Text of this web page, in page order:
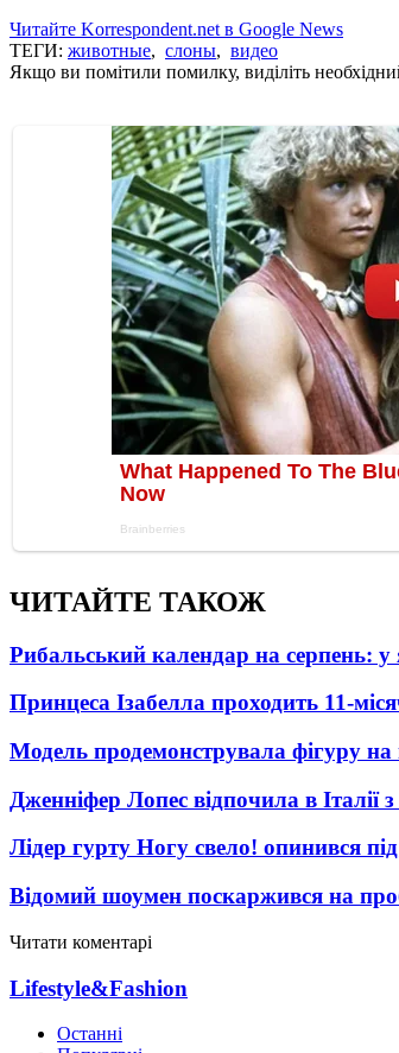
Читайте Korrespondent.net в Google News
ТЕГИ: животные, слоны, видео
Якщо ви помітили помилку, виділіть
ЧИТАЙТЕ ТАКОЖ
Рибальський календар на серпень:
Принцеса Ізабелла проходить 11-
Модель продемонструвала фігуру на
Дженніфер Лопес відпочила в Італії
Лідер гурту Ногу свело! опинився
Відомий шоумен поскаржився на
Читати коментарі
Lifestyle&Fashion
Останні